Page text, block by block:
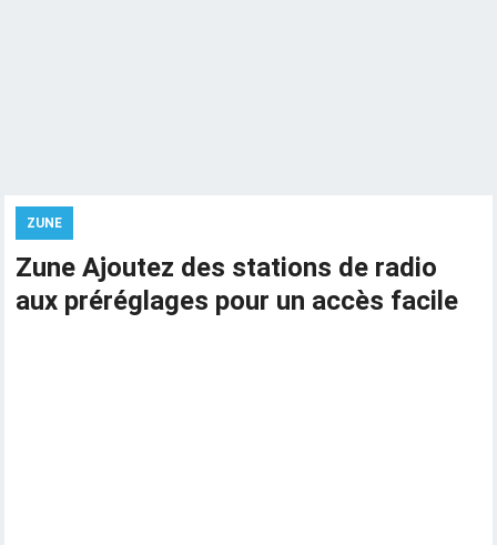
ZUNE
Zune Ajoutez des stations de radio
aux préréglages pour un accès facile